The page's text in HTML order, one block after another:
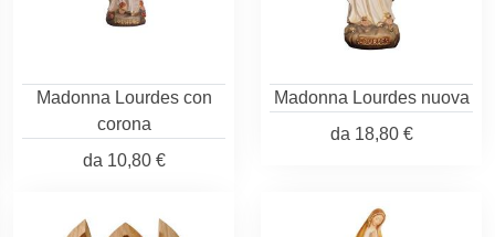
Madonna Lourdes con
corona
da 10,80 €
Madonna Lourdes nuova
da 18,80 €